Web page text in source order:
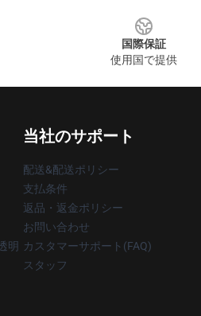
国際保証
使用国で提供
明
当社のサポート
配送&配送ポリシー
支払条件
返品・返金ポリシー
お問い合わせ
カスタマーサポート(FAQ)
スタッフ